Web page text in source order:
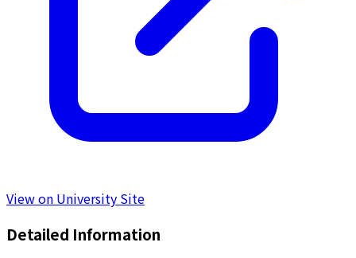
View on University Site
Detailed Information